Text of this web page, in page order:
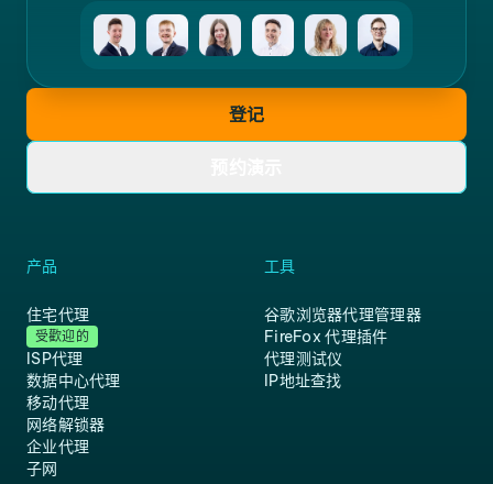
登记
产品
住宅代理
受歡迎的
ISP代理
数据中心代理
移动代理
网络解锁器
企业代理
子网
工具
谷歌浏览器代理管理器
FireFox 代理插件
代理测试仪
IP地址查找